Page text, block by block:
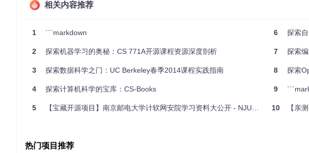
相关内容推荐
1 ```markdown
2 探索机器学习的奥秘：CS 771A开源课程资源深度剖析
3 探索数据科学之门：UC Berkeley春季2014课程实践指南
4 探索计算机科学的宝库：CS-Books
5 【宝藏开源项目】南京邮电大学计软网安院学习资料大公开 - NJUPT-CS-FREE
6 探索
7 探索
8 探索
9
10 【亲
热门项目推荐